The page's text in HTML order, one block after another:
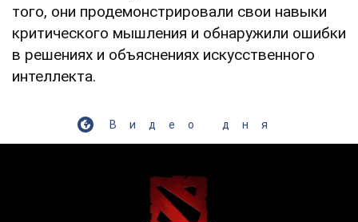
того, они продемонстрировали свои навыки
критического мышления и обнаружили ошибки
в решениях и объяснениях искусственного
интеллекта.
Видео дня